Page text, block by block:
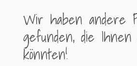
Wir haben andere
gefunden, die
könnten!